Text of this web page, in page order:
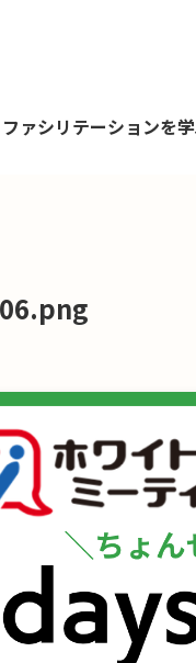
ファシリテーションを